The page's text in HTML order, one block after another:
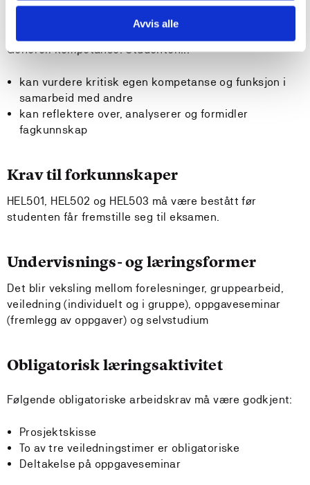
Avvis alle
Generell kompetanse: Studenten...
kan vurdere kritisk egen kompetanse og funksjon i
samarbeid med andre
kan reflektere over, analyserer og formidler
fagkunnskap
Krav til forkunnskaper
HEL501, HEL502 og HEL503 må være bestått før
studenten får fremstille seg til eksamen.
Undervisnings- og læringsformer
Det blir veksling mellom forelesninger, gruppearbeid,
veiledning (individuelt og i gruppe), oppgaveseminar
(fremlegg av oppgaver) og selvstudium
Obligatorisk læringsaktivitet
Følgende obligatoriske arbeidskrav må være godkjent:
Prosjektskisse
To av tre veiledningstimer er obligatoriske
Deltakelse på oppgaveseminar